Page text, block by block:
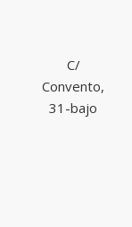
C/
Convento,
31-bajo